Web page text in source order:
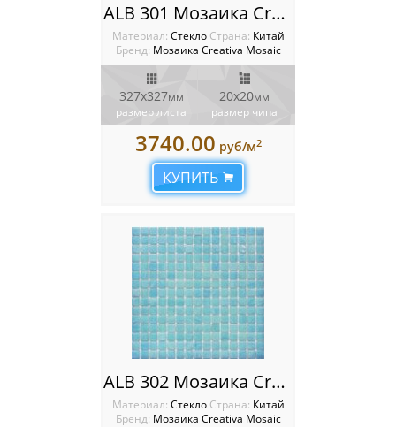
ALB 301 Мозаика Creativa mosaic Alba
Материал: Стекло Cтрана: Китай
Бренд: Мозаика Creativa Mosaic
327х327мм
размер листа
20х20мм
размер чипа
3740.00 руб/м2
КУПИТЬ
ALB 302 Мозаика Creativa mosaic Alba
Материал: Стекло Cтрана: Китай
Бренд: Мозаика Creativa Mosaic